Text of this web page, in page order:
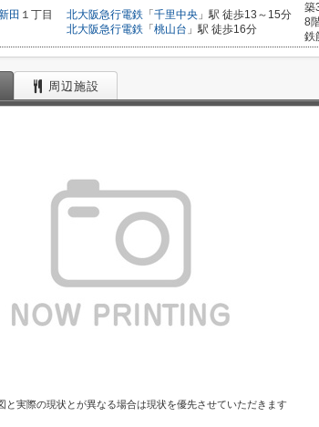
田 １丁目
北大阪急行電鉄 「 千里中央 」駅 徒歩13～15分
北大阪急行電鉄 「 桃山台 」駅 徒歩16分
築
8
鉄
周辺施設
と実際の現状とが異なる場合は現状を優先させていただきます